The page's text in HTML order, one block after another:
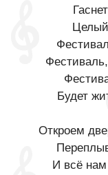
Будет
Откроем
И всё